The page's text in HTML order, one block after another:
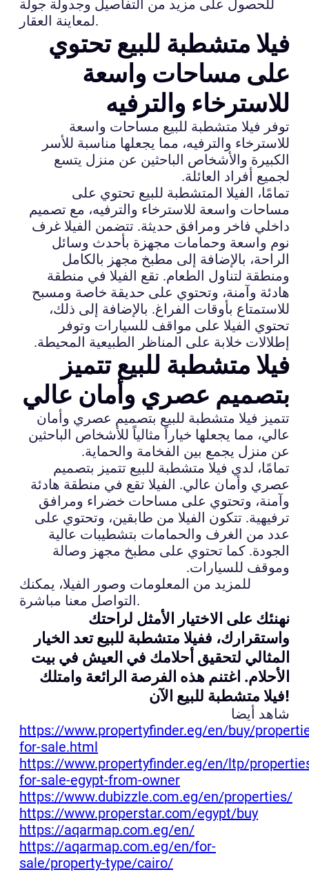
للحصول على مزيد من التفاصيل وجدولة جولة
لمعاينة العقار.
فيلا متشطبة للبيع تحتوي
على مساحات واسعة
للاسترخاء والترفيه
توفر فيلا متشطبة للبيع مساحات واسعة
للاسترخاء والترفيه، مما يجعلها مناسبة للأسر
الكبيرة والأشخاص الباحثين عن منزل يتسع
لجميع أفراد العائلة.
تمامًا، الفيلا المتشطبة للبيع تحتوي على
مساحات واسعة للاسترخاء والترفيه، مع تصميم
داخلي فاخر ومرافق حديثة. تتضمن الفيلا غرف
نوم واسعة وحمامات مجهزة بأحدث وسائل
الراحة، بالإضافة إلى مطبخ مجهز بالكامل
ومنطقة لتناول الطعام. تقع الفيلا في منطقة
هادئة وآمنة، وتحتوي على حديقة خاصة ومسبح
للاستمتاع بأوقات الفراغ. بالإضافة إلى ذلك،
تحتوي الفيلا على مواقف للسيارات وتوفر
إطلالات خلابة على المناظر الطبيعية المحيطة.
فيلا متشطبة للبيع تتميز
بتصميم عصري وأمان عالي
تتميز فيلا متشطبة للبيع بتصميم عصري وأمان
عالي، مما يجعلها خياراً مثالياً للأشخاص الباحثين
عن منزل يجمع بين الفخامة والحماية.
تمامًا، لدي فيلا متشطبة للبيع تتميز بتصميم
عصري وأمان عالي. الفيلا تقع في منطقة هادئة
وآمنة، وتحتوي على مساحات خضراء ومرافق
ترفيهية. تتكون الفيلا من طابقين، وتحتوي على
عدد من الغرف والحمامات بتشطيبات عالية
الجودة. كما تحتوي على مطبخ مجهز وصالة
وموقف للسيارات.
للمزيد من المعلومات وصور الفيلا، يمكنك
التواصل معنا مباشرة.
نهنئك على الاختيار الأمثل لراحتك
واستقرارك، ففيلا متشطبة للبيع تعد الخيار
المثالي لتحقيق أحلامك في العيش في بيت
الأحلام. اغتنم هذه الفرصة الرائعة وامتلك
فيلا متشطبة للبيع الآن!
شاهد أيضا
https://www.propertyfinder.eg/en/buy/
for-sale.html
https://www.propertyfinder.eg/en/ltp/
for-sale-egypt-from-owner
https://www.dubizzle.com.eg/en/properties/
https://www.properstar.com/egypt/buy
https://aqarmap.com.eg/en/
https://aqarmap.com.eg/en/for-
sale/property-type/cairo/